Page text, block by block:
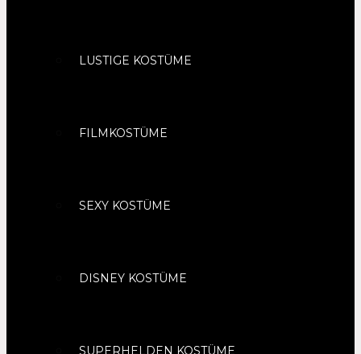
LUSTIGE KOSTÜME
FILMKOSTÜME
SEXY KOSTÜME
DISNEY KOSTÜME
SUPERHELDEN KOSTÜME